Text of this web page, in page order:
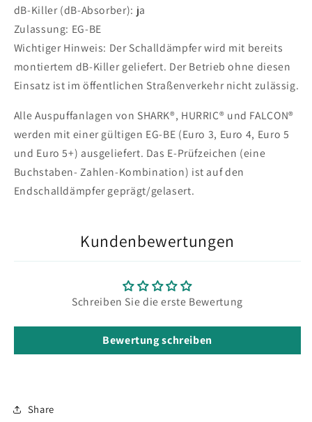
dB-Killer (dB-Absorber): ja
Zulassung: EG-BE
Wichtiger Hinweis: Der Schalldämpfer wird mit bereits
montiertem dB-Killer geliefert. Der Betrieb ohne diesen
Einsatz ist im öffentlichen Straßenverkehr nicht zulässig.
Alle Auspuffanlagen von SHARK®, HURRIC® und FALCON®
werden mit einer gültigen EG-BE (Euro 3, Euro 4, Euro 5
und Euro 5+) ausgeliefert. Das E-Prüfzeichen (eine
Buchstaben- Zahlen-Kombination) ist auf den
Endschalldämpfer geprägt/gelasert.
Kundenbewertungen
Schreiben Sie die erste Bewertung
Bewertung schreiben
Share